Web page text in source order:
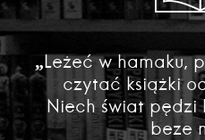
„Leżeć w hamaku,
czytać książki
Niech świat pędzi
beze